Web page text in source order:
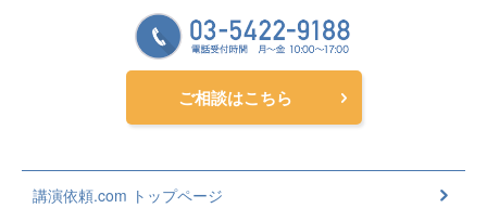
ご相談はこちら
講演依頼.com トップページ